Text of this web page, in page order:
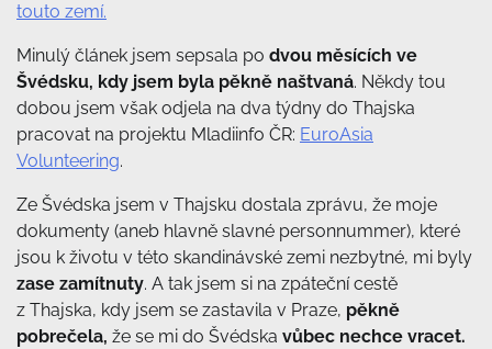
touto zemí.
Minulý článek jsem sepsala po dvou měsících ve
Švédsku, kdy jsem byla pěkně naštvaná. Někdy tou
dobou jsem však odjela na dva týdny do Thajska
pracovat na projektu Mladiinfo ČR: EuroAsia
Volunteering.
Ze Švédska jsem v Thajsku dostala zprávu, že moje
dokumenty (aneb hlavně slavné personnummer), které
jsou k životu v této skandinávské zemi nezbytné, mi byly
zase zamítnuty. A tak jsem si na zpáteční cestě
z Thajska, kdy jsem se zastavila v Praze, pěkně
pobrečela, že se mi do Švédska vůbec nechce vracet.